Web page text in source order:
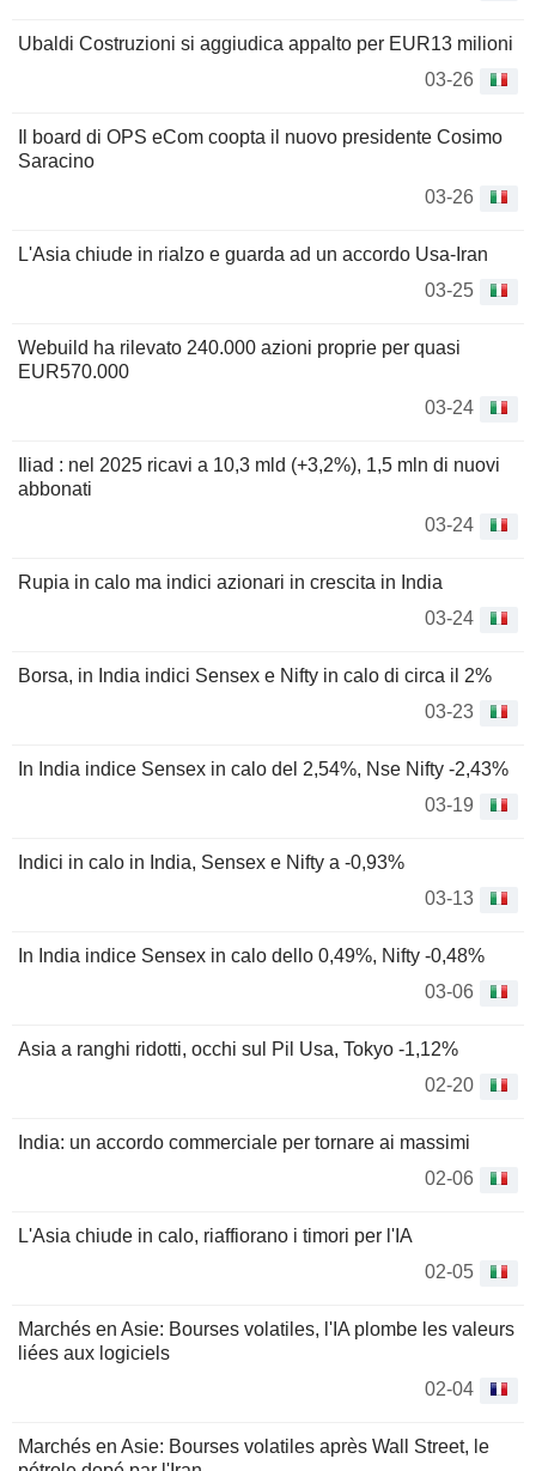
Ubaldi Costruzioni si aggiudica appalto per EUR13 milioni
03-26
Il board di OPS eCom coopta il nuovo presidente Cosimo
Saracino
03-26
L'Asia chiude in rialzo e guarda ad un accordo Usa-Iran
03-25
Webuild ha rilevato 240.000 azioni proprie per quasi
EUR570.000
03-24
Iliad : nel 2025 ricavi a 10,3 mld (+3,2%), 1,5 mln di nuovi
abbonati
03-24
Rupia in calo ma indici azionari in crescita in India
03-24
Borsa, in India indici Sensex e Nifty in calo di circa il 2%
03-23
In India indice Sensex in calo del 2,54%, Nse Nifty -2,43%
03-19
Indici in calo in India, Sensex e Nifty a -0,93%
03-13
In India indice Sensex in calo dello 0,49%, Nifty -0,48%
03-06
Asia a ranghi ridotti, occhi sul Pil Usa, Tokyo -1,12%
02-20
India: un accordo commerciale per tornare ai massimi
02-06
L'Asia chiude in calo, riaffiorano i timori per l'IA
02-05
Marchés en Asie: Bourses volatiles, l'IA plombe les valeurs
liées aux logiciels
02-04
Marchés en Asie: Bourses volatiles après Wall Street, le